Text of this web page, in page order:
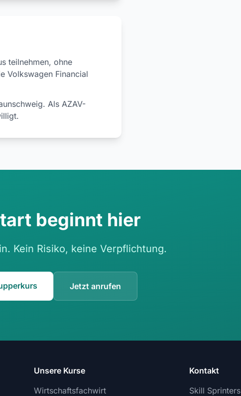
teilnehmen, ohne
Volkswagen Financial
Als AZAV-
beginnt hier
Kein Risiko, keine Verpflichtung.
Jetzt anrufen
Unsere Kurse
Wirtschaftsfachwirt
Kontakt
Skill Sprinters